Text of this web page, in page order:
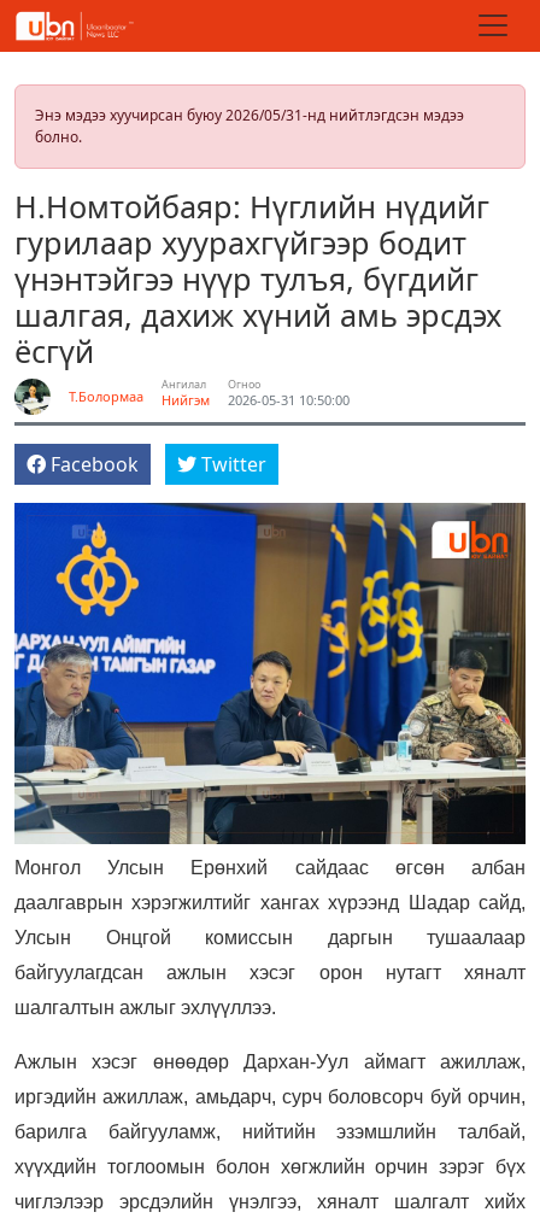
Энэ мэдээ хуучирсан буюу 2026/05/31-нд нийтлэгдсэн мэдээ
болно.
Н.Номтойбаяр: Нүглийн нүдийг
гурилаар хуурахгүйгээр бодит
үнэнтэйгээ нүүр тулъя, бүгдийг
шалгая, дахиж хүний амь эрсдэх
ёсгүй
Т.Болормаа
Ангилал
Нийгэм
Огноо
2026-05-31 10:50:00
Facebook Twitter
Монгол Улсын Ерөнхий сайдаас өгсөн албан
даалгаврын хэрэгжилтийг хангах хүрээнд Шадар сайд,
Улсын Онцгой комиссын даргын тушаалаар
байгуулагдсан ажлын хэсэг орон нутагт хяналт
шалгалтын ажлыг эхлүүллээ.
Ажлын хэсэг өнөөдөр Дархан-Уул аймагт ажиллаж,
иргэдийн ажиллаж, амьдарч, сурч боловсорч буй орчин,
барилга байгууламж, нийтийн эзэмшлийн талбай,
хүүхдийн тоглоомын болон хөгжлийн орчин зэрэг бүх
чиглэлээр эрсдэлийн үнэлгээ, хяналт шалгалт хийх